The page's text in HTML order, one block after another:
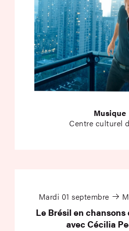
Musique
Centre culturel
Mardi 01 septembre
Le Brésil en
avec Cécilia